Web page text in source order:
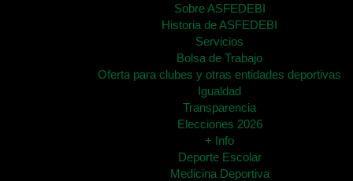
Sobre ASFEDEBI
Historia de ASFEDEBI
Servicios
Bolsa de Trabajo
Oferta para clubes y otras entidades deportivas
Igualdad
Transparencia
Elecciones 2026
+ Info
Deporte Escolar
Medicina Deportiva